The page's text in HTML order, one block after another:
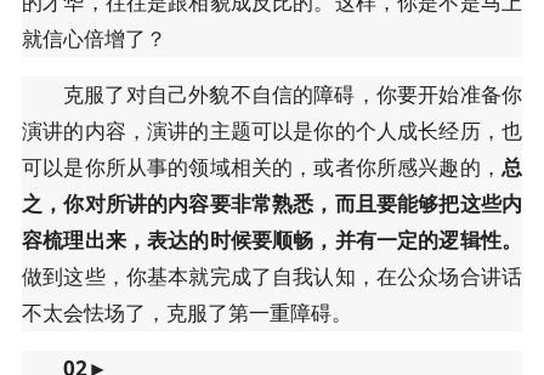
就信心倍增了？
克服了对自己外貌不自信的障碍，你要开始准备你
演讲的内容，演讲的主题可以是你的个人成长经历，也
可以是你所从事的领域相关的，或者你所感兴趣的， 总
之，你对所讲的内容要非常熟悉， 而且要能够把这些内
容梳理出来，表达的时候要顺畅，并有一定的逻辑性。
做到这些，你基本就完成了自我认知，在公众场合讲话
不太会怯场了，克服了第一重障碍。
02►